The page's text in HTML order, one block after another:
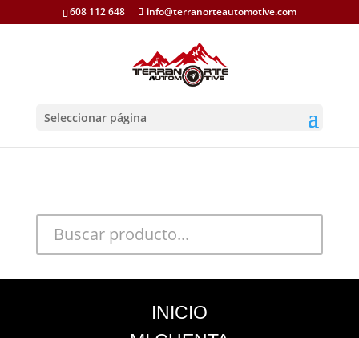
608 112 648 info@terranorteautomotive.com
Seleccionar página
INICIO